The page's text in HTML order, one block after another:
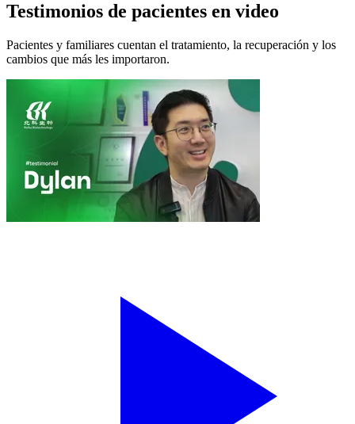
Testimonios de pacientes en video
Pacientes y familiares cuentan el tratamiento, la recuperación y los
cambios que más les importaron.